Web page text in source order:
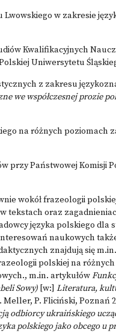
Lwowskiego w zakresie
Kwalifikacyjnych
Uniwersytetu
z zakresu
we współczesnej prozie
na różnych poziomach
przy Państwowej Komisji
wokół frazeologii
oraz
języka polskiego
naukowych
znajdują się
polskiej na
m.in. artykułów
Sowy) [w:] Literatura,
P. Fliciński, Poznań
odbiorcy ukraińskiego
polskiego jako obcego u